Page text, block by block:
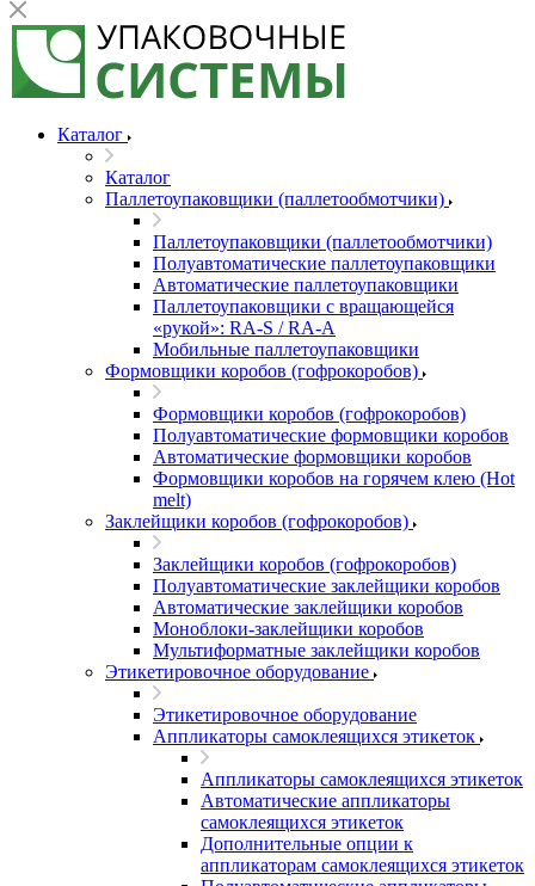
Каталог
Каталог
Паллетоупаковщики (паллетообмотчики)
Паллетоупаковщики (паллетообмотчики)
Полуавтоматические паллетоупаковщики
Автоматические паллетоупаковщики
Паллетоупаковщики с вращающейся
«рукой»: RA-S / RA-A
Мобильные паллетоупаковщики
Формовщики коробов (гофрокоробов)
Формовщики коробов (гофрокоробов)
Полуавтоматические формовщики коробов
Автоматические формовщики коробов
Формовщики коробов на горячем клею (Hot
melt)
Заклейщики коробов (гофрокоробов)
Заклейщики коробов (гофрокоробов)
Полуавтоматические заклейщики коробов
Автоматические заклейщики коробов
Моноблоки-заклейщики коробов
Мультиформатные заклейщики коробов
Этикетировочное оборудование
Этикетировочное оборудование
Аппликаторы самоклеящихся этикеток
Аппликаторы самоклеящихся этикеток
Автоматические аппликаторы
самоклеящихся этикеток
Дополнительные опции к
аппликаторам самоклеящихся этикеток